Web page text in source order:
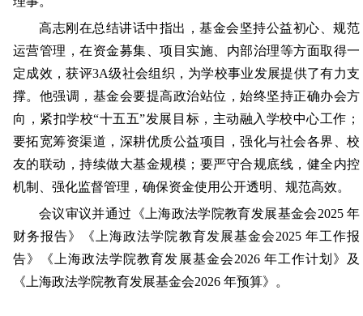
高志刚在总结讲话中指出，基金会坚持公益初心、规范
运营管理，在资金募集、项目实施、内部治理等方面取得一
定成效，获评3A级社会组织，为学校事业发展提供了有力支
撑。他强调，基金会要提高政治站位，始终坚持正确办会方
向，紧扣学校“十五五”发展目标，主动融入学校中心工作；
要拓宽筹资渠道，深耕优质公益项目，强化与社会各界、校
友的联动，持续做大基金规模；要严守合规底线，健全内控
机制、强化监督管理，确保资金使用公开透明、规范高效。
会议审议并通过《上海政法学院教育发展基金会2025 年
财务报告》《上海政法学院教育发展基金会2025 年工作报
告》《上海政法学院教育发展基金会2026 年工作计划》及
《上海政法学院教育发展基金会2026 年预算》。